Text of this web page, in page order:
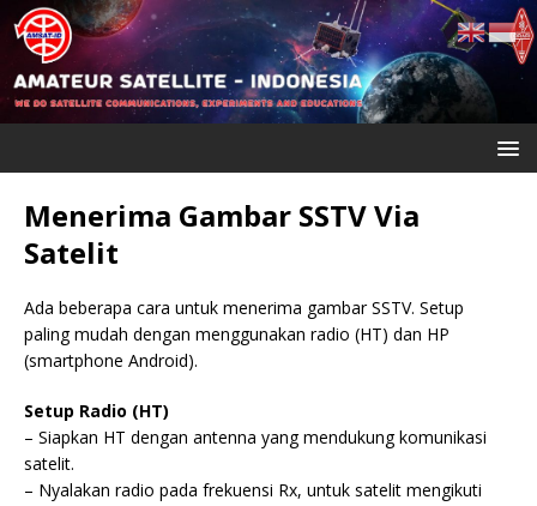
Menerima Gambar SSTV Via
Satelit
Ada beberapa cara untuk menerima gambar SSTV. Setup
paling mudah dengan menggunakan radio (HT) dan HP
(smartphone Android).
Setup Radio (HT)
– Siapkan HT dengan antenna yang mendukung komunikasi
satelit.
– Nyalakan radio pada frekuensi Rx, untuk satelit mengikuti